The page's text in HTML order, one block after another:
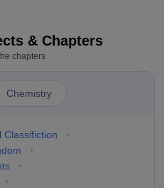
& Chapters
chapters
Chemistry
Classifiction
•
•
•
•